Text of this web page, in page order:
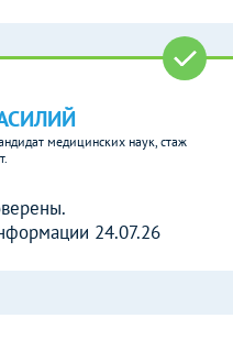
медицинских наук, стаж
24.07.26